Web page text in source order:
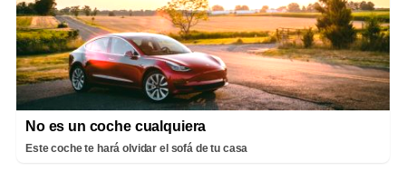
No es un coche cualquiera
Este coche te hará olvidar el sofá de tu casa